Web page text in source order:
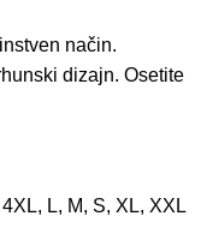
način.
dizajn. Osetite
4XL, L, M, S, XL, XXL